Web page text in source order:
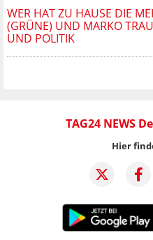
WER HAT ZU HAUSE DIE
(GRÜNE) UND MARKO
UND POLITIK
TAG24 NEWS
Hier